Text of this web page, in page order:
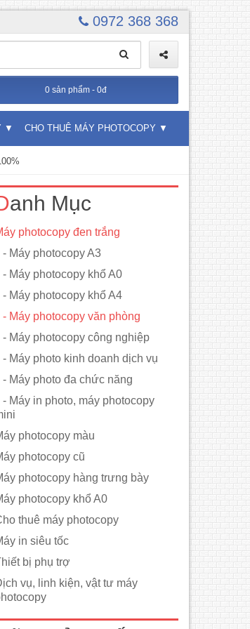
0972 368 368
0 sản phẩm - 0đ
CHO THUÊ MÁY PHOTOCOPY
Danh Mục
photocopy đen trắng
- Máy photocopy A3
- Máy photocopy khổ A0
- Máy photocopy khổ A4
- Máy photocopy văn phòng
- Máy photocopy công nghiệp
- Máy photo kinh doanh dịch vụ
- Máy photo đa chức năng
- Máy in photo, máy photocopy
photocopy màu
photocopy cũ
photocopy hàng trưng bày
photocopy khổ A0
thuê máy photocopy
in siêu tốc
bị phụ trợ
vụ, linh kiện, vật tư máy